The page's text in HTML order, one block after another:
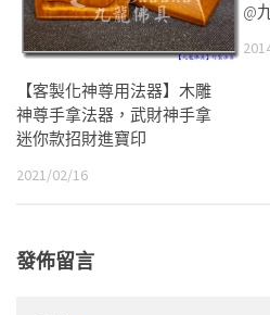
【客製化神尊用法器】木雕
神尊手拿法器，武財神手拿
迷你款招財進寶印
2021/02/16
@
發佈留言